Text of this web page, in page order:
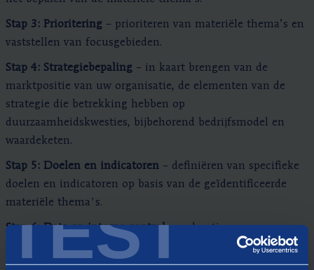
TEST
Stap 3: Prioritering – prioriteren van materiële thema’s en
vaststellen van focusgebieden.
Stap 4: Strategiebepaling – in kaart brengen van de
marktpositie van uw organisatie, de elementen van de
strategie die betrekking hebben op
duurzaamheidskwesties, bijbehorend bedrijfsmodel en
waardeketen.
Stap 5: Doelen en indicatoren – definiëren van specifieke
doelen en indicatoren op basis van de geïdentificeerde
materiële thema's.
Stap 6: Data en interne control– nulmeting,
dataverzameling, stroomlijnen interne processen.